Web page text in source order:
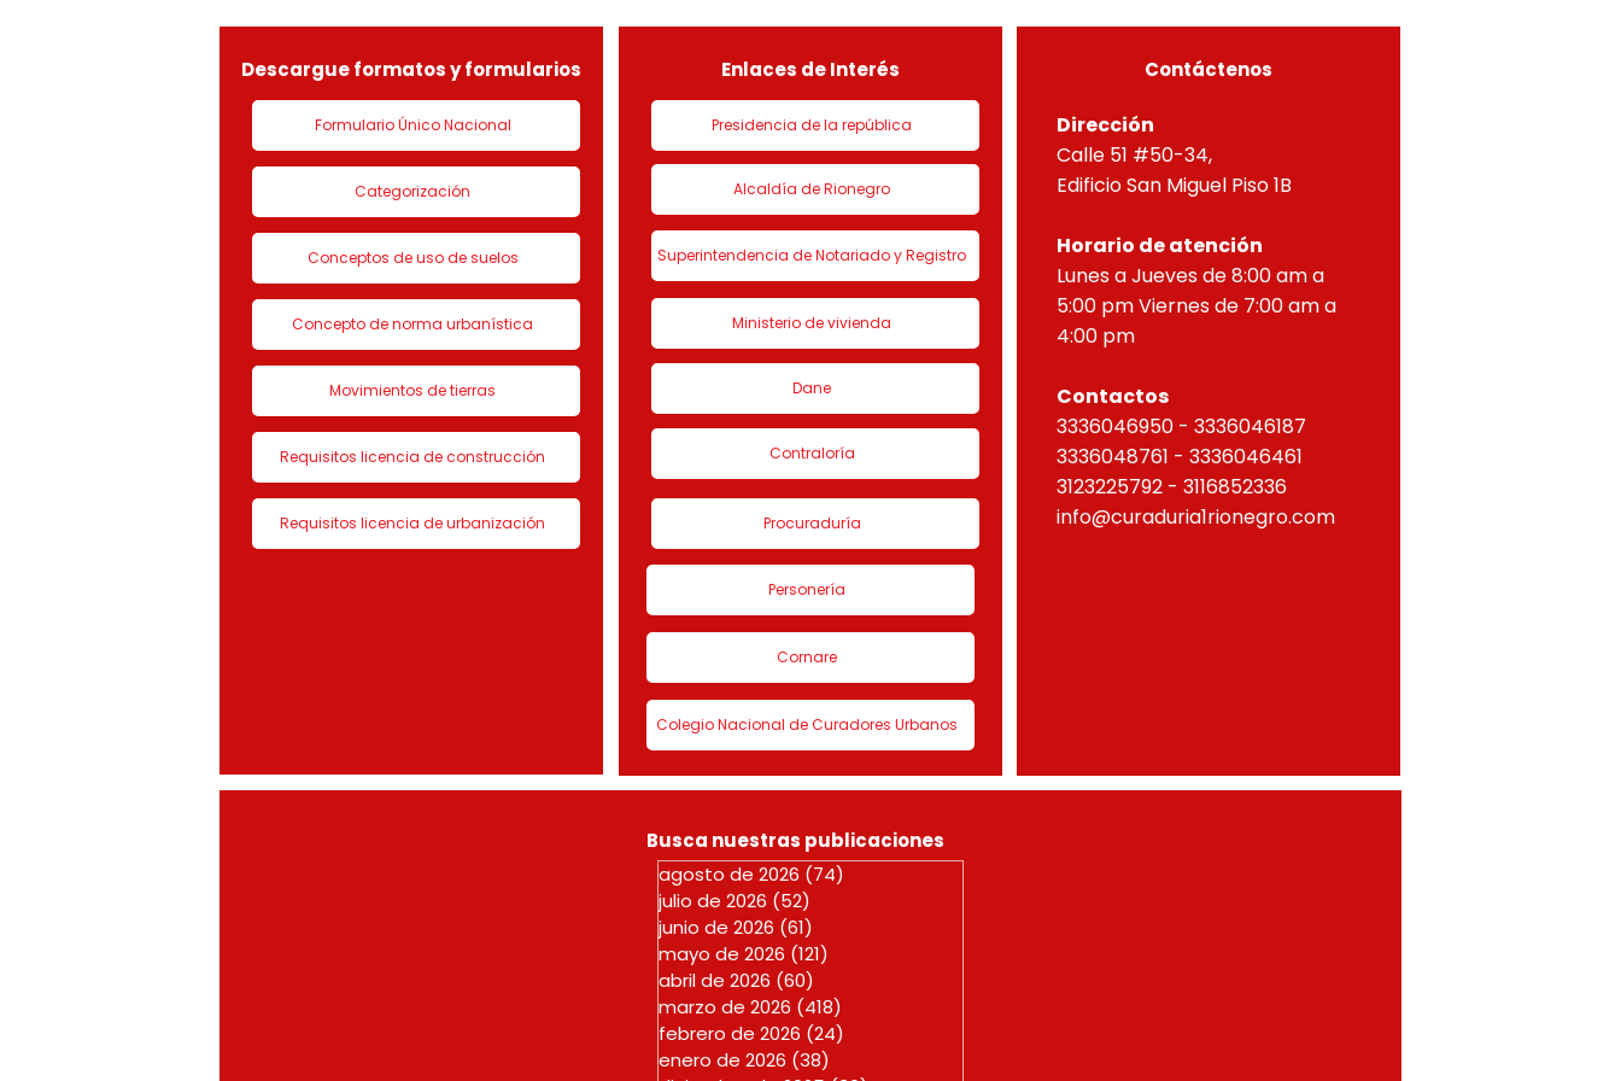
LICENCIA DE CON
de urbanización 1 denominado
HORIZONTAL, correspondien
Descargue formatos y formularios
Formulario Único Nacional
Categorización
Conceptos de uso de suelos
Concepto de norma urbanística
Movimientos de tierras
Requisitos licencia de construcción
Requisitos licencia de urbanización
Enlaces de Interés
Presidencia de la república
Alcaldía de Rionegro
Superintendencia de Notariado y Registro
Ministerio de vivienda
Dane
Contraloría
Procuraduría
Personería
Cornare
Colegio Nacional de Curadores Urbanos
Contáctenos
Dirección
Calle 51 #50-34,
Edificio San Miguel Piso 1B
Horario de atención
Lunes a Jueves de 8:00 am a
5:00 pm Viernes de 7:00 am a
4:00 pm
Contactos
3336046950 - 3336046187
3336048761 - 3336046461
3123225792 - 3116852336
info@curaduria1rionegro.com
Busca nuestras publicaciones
agosto de 2026 (74)
julio de 2026 (52)
junio de 2026 (61)
mayo de 2026 (121)
abril de 2026 (60)
marzo de 2026 (418)
febrero de 2026 (24)
enero de 2026 (38)